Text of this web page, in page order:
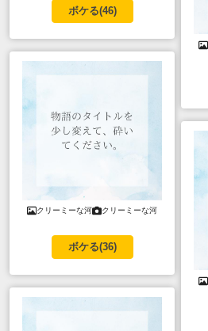
ボケる(46)
クリーミーな河 クリーミーな河
ボケる(36)